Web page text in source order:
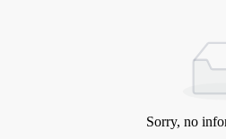
Sorry, no